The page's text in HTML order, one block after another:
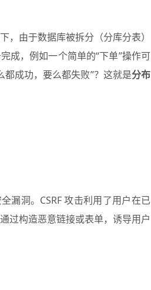
，由于数据库被拆分（分库分表）
成，例如一个简单的“下单”操作可
成功，要么都失败”？这就是分布
漏洞。CSRF 攻击利用了用户在已
过构造恶意链接或表单，诱导用户